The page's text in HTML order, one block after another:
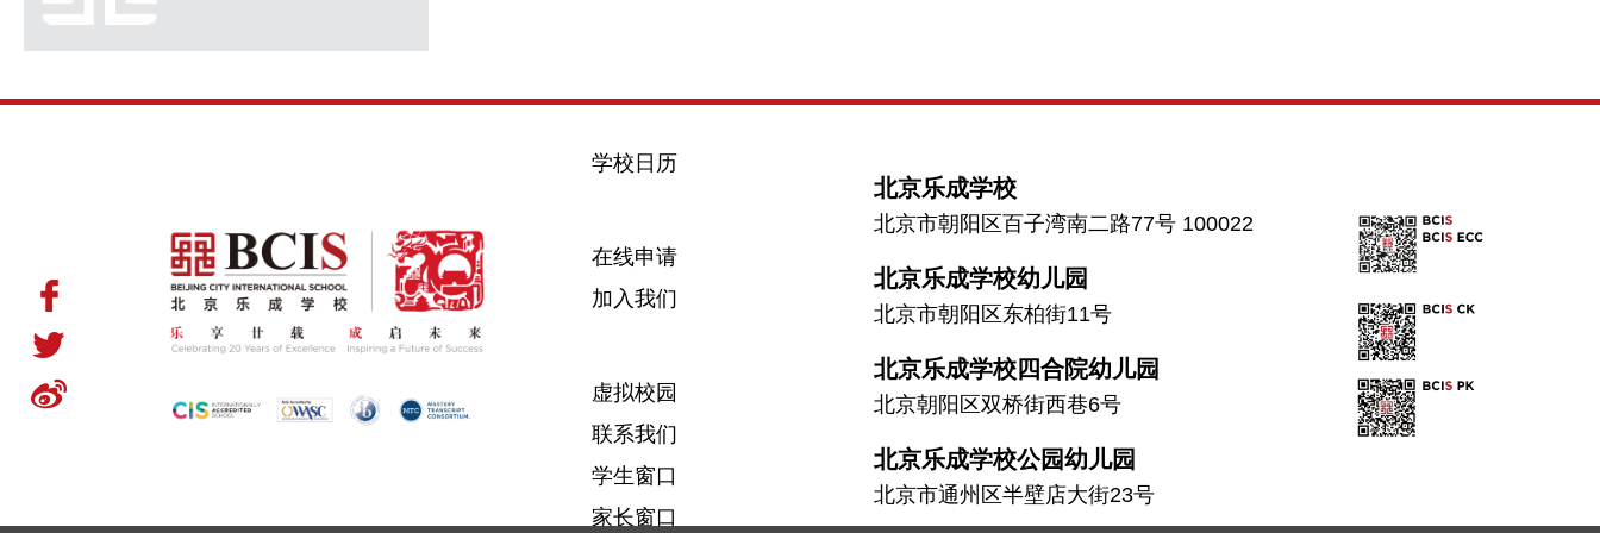
学校日历
在线申请
加入我们
虚拟校园
联系我们
学生窗口
家长窗口
北京乐成学校
北京市朝阳区百子湾南二路77号 100022
北京乐成学校幼儿园
北京市朝阳区东柏街11号
北京乐成学校四合院幼儿园
北京朝阳区双桥街西巷6号
北京乐成学校公园幼儿园
北京市通州区半壁店大街23号